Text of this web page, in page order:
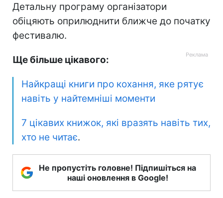
Детальну програму організатори
обіцяють оприлюднити ближче до початку
фестивалю.
Ще більше цікавого:
Найкращі книги про кохання, яке рятує
навіть у найтемніші моменти
7 цікавих книжок, які вразять навіть тих,
хто не читає.
Не пропустіть головне! Підпишіться на
наші оновлення в Google!